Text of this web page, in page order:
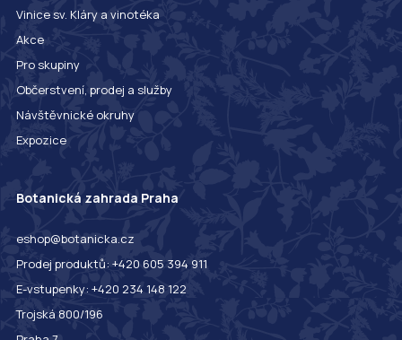
Vinice sv. Kláry a vinotéka
Akce
Pro skupiny
Občerstvení, prodej a služby
Návštěvnické okruhy
Expozice
Botanická zahrada Praha
eshop@botanicka.cz
Prodej produktů: +420 605 394 911
E-vstupenky: +420 234 148 122
Trojská 800/196